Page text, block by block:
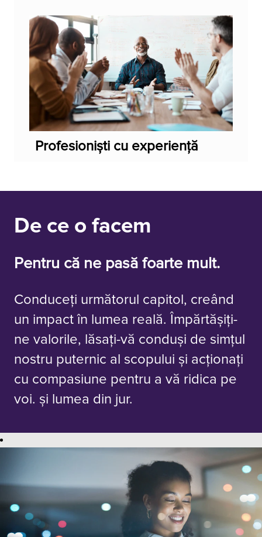
Profesioniști cu experiență
De ce o facem
Pentru că ne pasă foarte mult.
Conduceți următorul capitol, creând
un impact în lumea reală. Împărtăşiţi-
ne valorile, lăsaţi-vă conduși de simțul
nostru puternic al scopului și acționaţi
cu compasiune pentru a vă ridica pe
voi. și lumea din jur.